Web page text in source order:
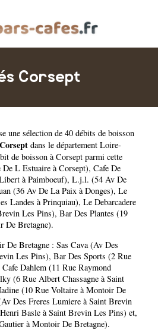
Corsept
une sélection de 40 débits de boisson
dans le département Loire-
de boisson à Corsept parmi cette
L Estuaire à Corsept), Cafe De
à Paimboeuf), L.j.l. (54 Av De
(36 Av De La Paix à Donges), Le
Landes à Prinquiau), Le Debarcadere
Les Pins), Bar Des Plantes (19
De Bretagne).
De Bretagne : Sas Cava (Av Des
Les Pins), Bar Des Sports (2 Rue
Cafe Dahlem (11 Rue Raymond
(6 Rue Albert Chassagne à Saint
(10 Rue Voltaire à Montoir De
Des Freres Lumiere à Saint Brevin
Basle à Saint Brevin Les Pins) et,
à Montoir De Bretagne).